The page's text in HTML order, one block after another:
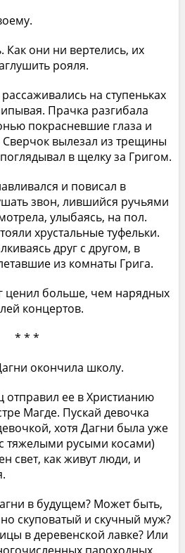
они ни вертелись, их
рояля.
на ступеньках
Прачка разгибала
покрасневшие глаза и
вылезал из трещины
в щелку за Григом.
и повисал в
звон, лившийся ручьями
улыбаясь, на пол.
хрустальные туфельки.
друг с другом, в
из комнаты Грига.
ценил больше, чем нарядных
концертов.
* * *
окончила школу.
отправил ее в Христианию
Магде. Пускай девочка
хотя Дагни была уже
тяжелыми русыми косами)
свет, как живут люди, и
в будущем? Может быть,
скуповатый и скучный муж?
в деревенской лавке? Или